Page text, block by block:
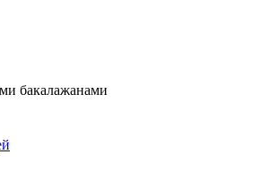
бакалажанами